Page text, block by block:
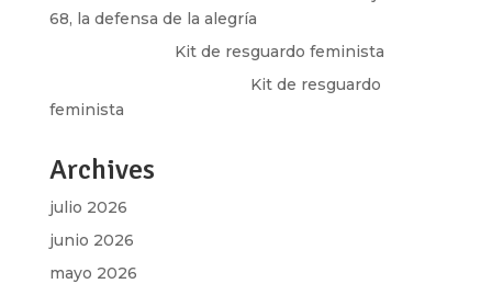
68, la defensa de la alegría
Kit de resguardo feminista
Kit de resguardo
feminista
Archives
julio 2026
junio 2026
mayo 2026